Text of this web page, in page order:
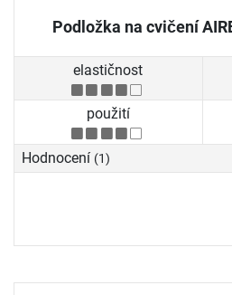
Podložka na cvičení
elastičnost
použití
Hodnocení (1)